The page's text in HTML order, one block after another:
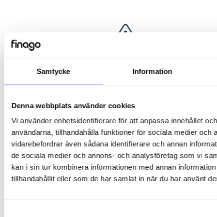
Samtycke Information
Denna webbplats använder cookies
Vi använder enhetsidentifierare för att anpassa innehållet
användarna, tillhandahålla funktioner för sociala medier och
vidarebefordrar även sådana identifierare och annan
de sociala medier och annons- och analysföretag som vi
kan i sin tur kombinera informationen med annan
tillhandahållit eller som de har samlat in när du har använt